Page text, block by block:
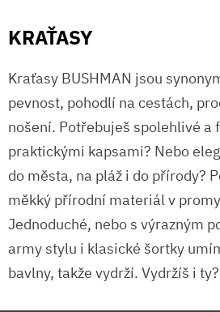
KRAŤASY
Kraťasy BUSHMAN jsou
pevnost, pohodlí na cestách,
nošení. Potřebuješ spolehlivé a
praktickými kapsami? Nebo
do města, na pláž i do přírody?
měkký přírodní materiál v
Jednoduché, nebo s výrazným
army stylu i klasické šortky
bavlny, takže vydrží. Vydržíš i ty?